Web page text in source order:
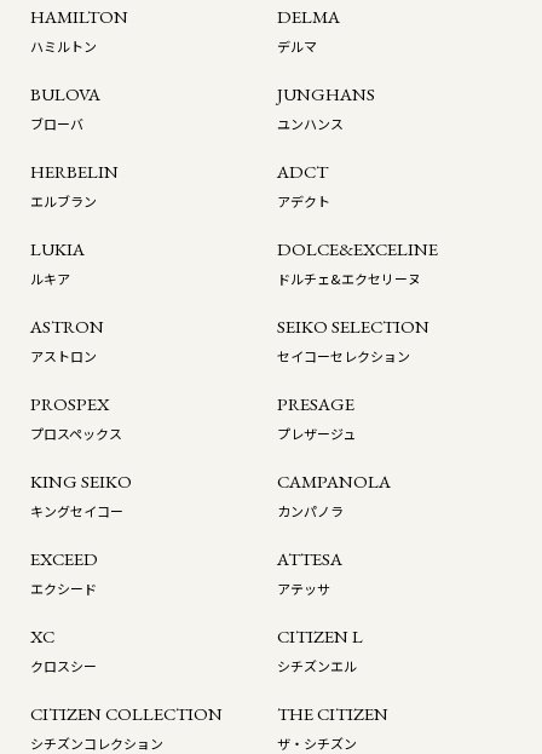
HAMILTON
ハミルトン
DELMA
デルマ
BULOVA
ブローバ
JUNGHANS
ユンハンス
HERBELIN
エルブラン
ADCT
アデクト
LUKIA
ルキア
DOLCE&EXCELINE
ドルチェ&エクセリーヌ
ASTRON
アストロン
SEIKO SELECTION
セイコーセレクション
PROSPEX
プロスペックス
PRESAGE
プレザージュ
KING SEIKO
キングセイコー
CAMPANOLA
カンパノラ
EXCEED
エクシード
ATTESA
アテッサ
XC
クロスシー
CITIZEN L
シチズンエル
CITIZEN COLLECTION
シチズンコレクション
THE CITIZEN
ザ・シチズン